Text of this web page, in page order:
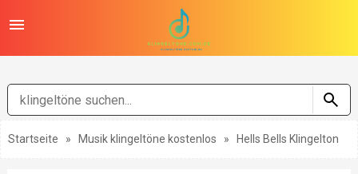
Startseite » Musik klingeltöne kostenlos » Hells Bells Klingelton